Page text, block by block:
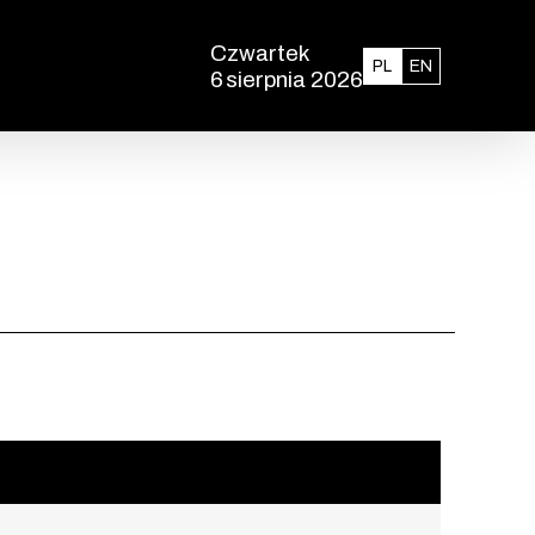
Czwartek
6sierpnia 2026
PL Polski
ENEnglish
godzina 13:30